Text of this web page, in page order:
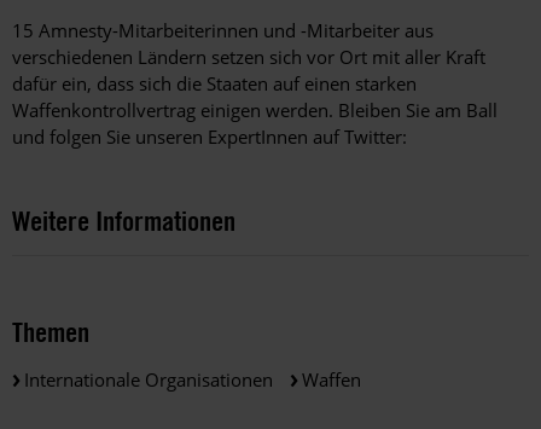
15 Amnesty-Mitarbeiterinnen und -Mitarbeiter aus
verschiedenen Ländern setzen sich vor Ort mit aller Kraft
dafür ein, dass sich die Staaten auf einen starken
Waffenkontrollvertrag einigen werden. Bleiben Sie am Ball
und folgen Sie unseren ExpertInnen auf Twitter:
Weitere Informationen
Themen
Internationale Organisationen Waffen